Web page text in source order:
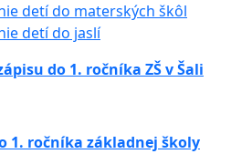
detí do materských škôl
detí do jaslí
do 1. ročníka ZŠ v Šali
1. ročníka základnej školy